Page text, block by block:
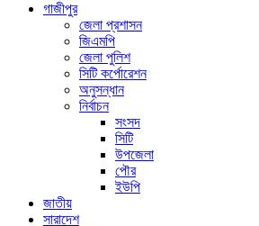
গাজীপুর
জেলা প্রশাসন
জিএমপি
জেলা পুলিশ
সিটি কর্পোরেশন
অনুসন্ধান
নির্বাচন
সংসদ
সিটি
উপজেলা
পৌর
ইউপি
জাতীয়
সারাদেশ